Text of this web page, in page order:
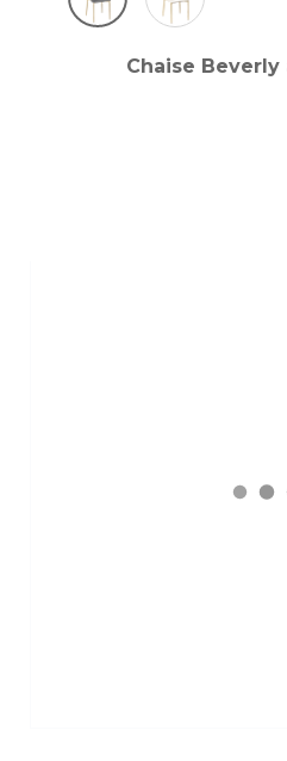
Chaise Beverly